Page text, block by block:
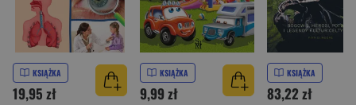
KSIĄŻKA
19,95 zł
KSIĄŻKA
9,99 zł
KSIĄŻKA
83,22 zł